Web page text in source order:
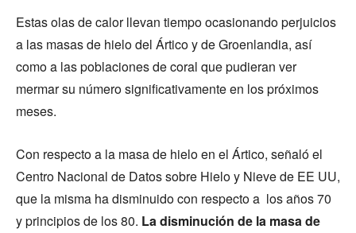
Estas olas de calor llevan tiempo ocasionando perjuicios
a las masas de hielo del Ártico y de Groenlandia, así
como a las poblaciones de coral que pudieran ver
mermar su número significativamente en los próximos
meses.
Con respecto a la masa de hielo en el Ártico, señaló el
Centro Nacional de Datos sobre Hielo y Nieve de EE UU,
que la misma ha disminuido con respecto a los años 70
y principios de los 80. La disminución de la masa de